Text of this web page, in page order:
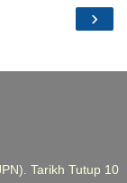
›
Tarikh Tutup 10